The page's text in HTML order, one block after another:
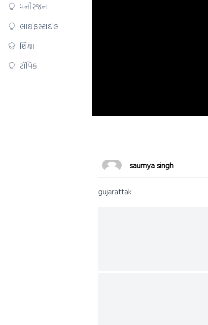
મનોરંજન
લાઇફસ્ટાઇલ
શિક્ષા
ટૉપિક
saumya singh
gujarattak